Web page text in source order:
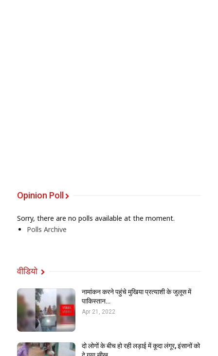
Opinion Poll
Sorry, there are no polls available at the moment.
Polls Archive
वीडियो
नामांकन करने पहुंचे मुखिया प्रत्याशी के जुलूस में
पाकिस्तान…
Apr 21, 2022
दो लोगों के बीच हो रही लड़ाई में कूदा लंगूर, इंसानों को